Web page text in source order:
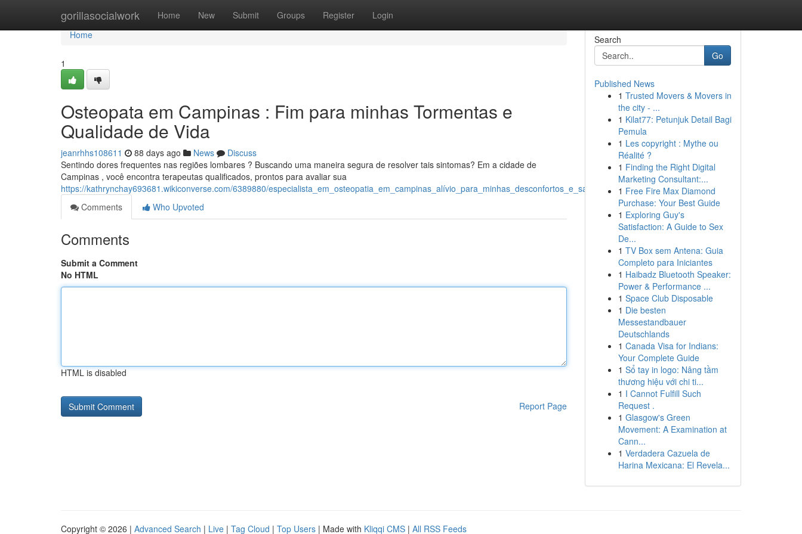
gorillasocialwork Home New Submit Groups Register Login
Home
Home
1
Osteopata em Campinas : Fim para minhas Tormentas e
Qualidade de Vida
jeanrhhs108611 88 days ago News
Discuss
Sentindo dores frequentes nas regiões lombares ? Buscando uma maneira segura de resolver tais sintomas? Em a cidade de
Campinas , você encontra terapeutas qualificados, prontos para avaliar sua
https://kathrynchay693681.wikiconverse.com/6389880/especialista_em_osteopatia_em_campinas_alívio_para_minhas_desconfortos_e_saúde
Comments
Who Upvoted
Comments
Submit a Comment
No HTML
HTML is disabled
Report Page
Search
Go
Published News
1 Trusted Movers & Movers in
the city - ...
1 Kilat77: Petunjuk Detail Bagi
Pemula
1 Les copyright : Mythe ou
Réalité ?
1 Finding the Right Digital
Marketing Consultant:...
1 Free Fire Max Diamond
Purchase: Your Best Guide
1 Exploring Guy's
Satisfaction: A Guide to Sex
De...
1 TV Box sem Antena: Guia
Completo para Iniciantes
1 Haibadz Bluetooth Speaker:
Power & Performance ...
1 Space Club Disposable
1 Die besten
Messestandbauer
Deutschlands
1 Canada Visa for Indians:
Your Complete Guide
1 Sổ tay in logo: Nâng tầm
thương hiệu với chi ti...
1 I Cannot Fulfill Such
Request .
1 Glasgow's Green
Movement: A Examination at
Cann...
1 Verdadera Cazuela de
Harina Mexicana: El Revela...
Copyright © 2026 | Advanced Search | Live | Tag Cloud | Top Users | Made with Kliqqi CMS | All RSS Feeds